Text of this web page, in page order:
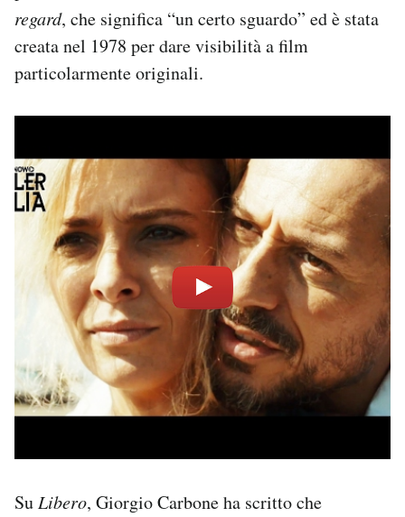
regard, che significa “un certo sguardo” ed è stata
creata nel 1978 per dare visibilità a film
particolarmente originali.
SuLibero, Giorgio Carbone ha scritto che